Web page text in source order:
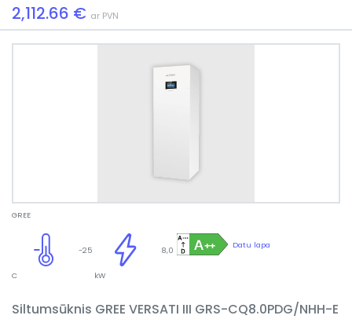
2,112.66 € ar PVN
GREE
Datu lapa
8,0
kW
-25
C
Siltumsūknis GREE VERSATI III GRS-CQ8.0PDG/NHH-E